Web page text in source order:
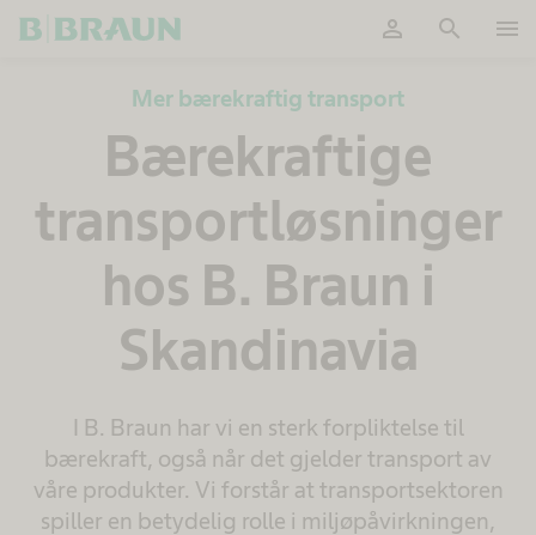
person search menu
Mer bærekraftig transport
Bærekraftige
transportløsninger
hos B. Braun i
Skandinavia
I B. Braun har vi en sterk forpliktelse til
bærekraft, også når det gjelder transport av
våre produkter. Vi forstår at transportsektoren
spiller en betydelig rolle i miljøpåvirkningen,